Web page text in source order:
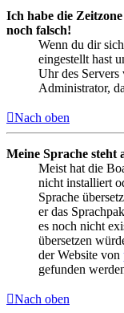
Ich habe die
noch falsch!
Wenn du dir
eingestellt hast
Uhr des
Administrator,
Nach oben
Meine Sprache steht
Meist hat die
nicht installiert
Sprache
er das
es noch nicht
übersetzen
der Website von
gefunden
Nach oben